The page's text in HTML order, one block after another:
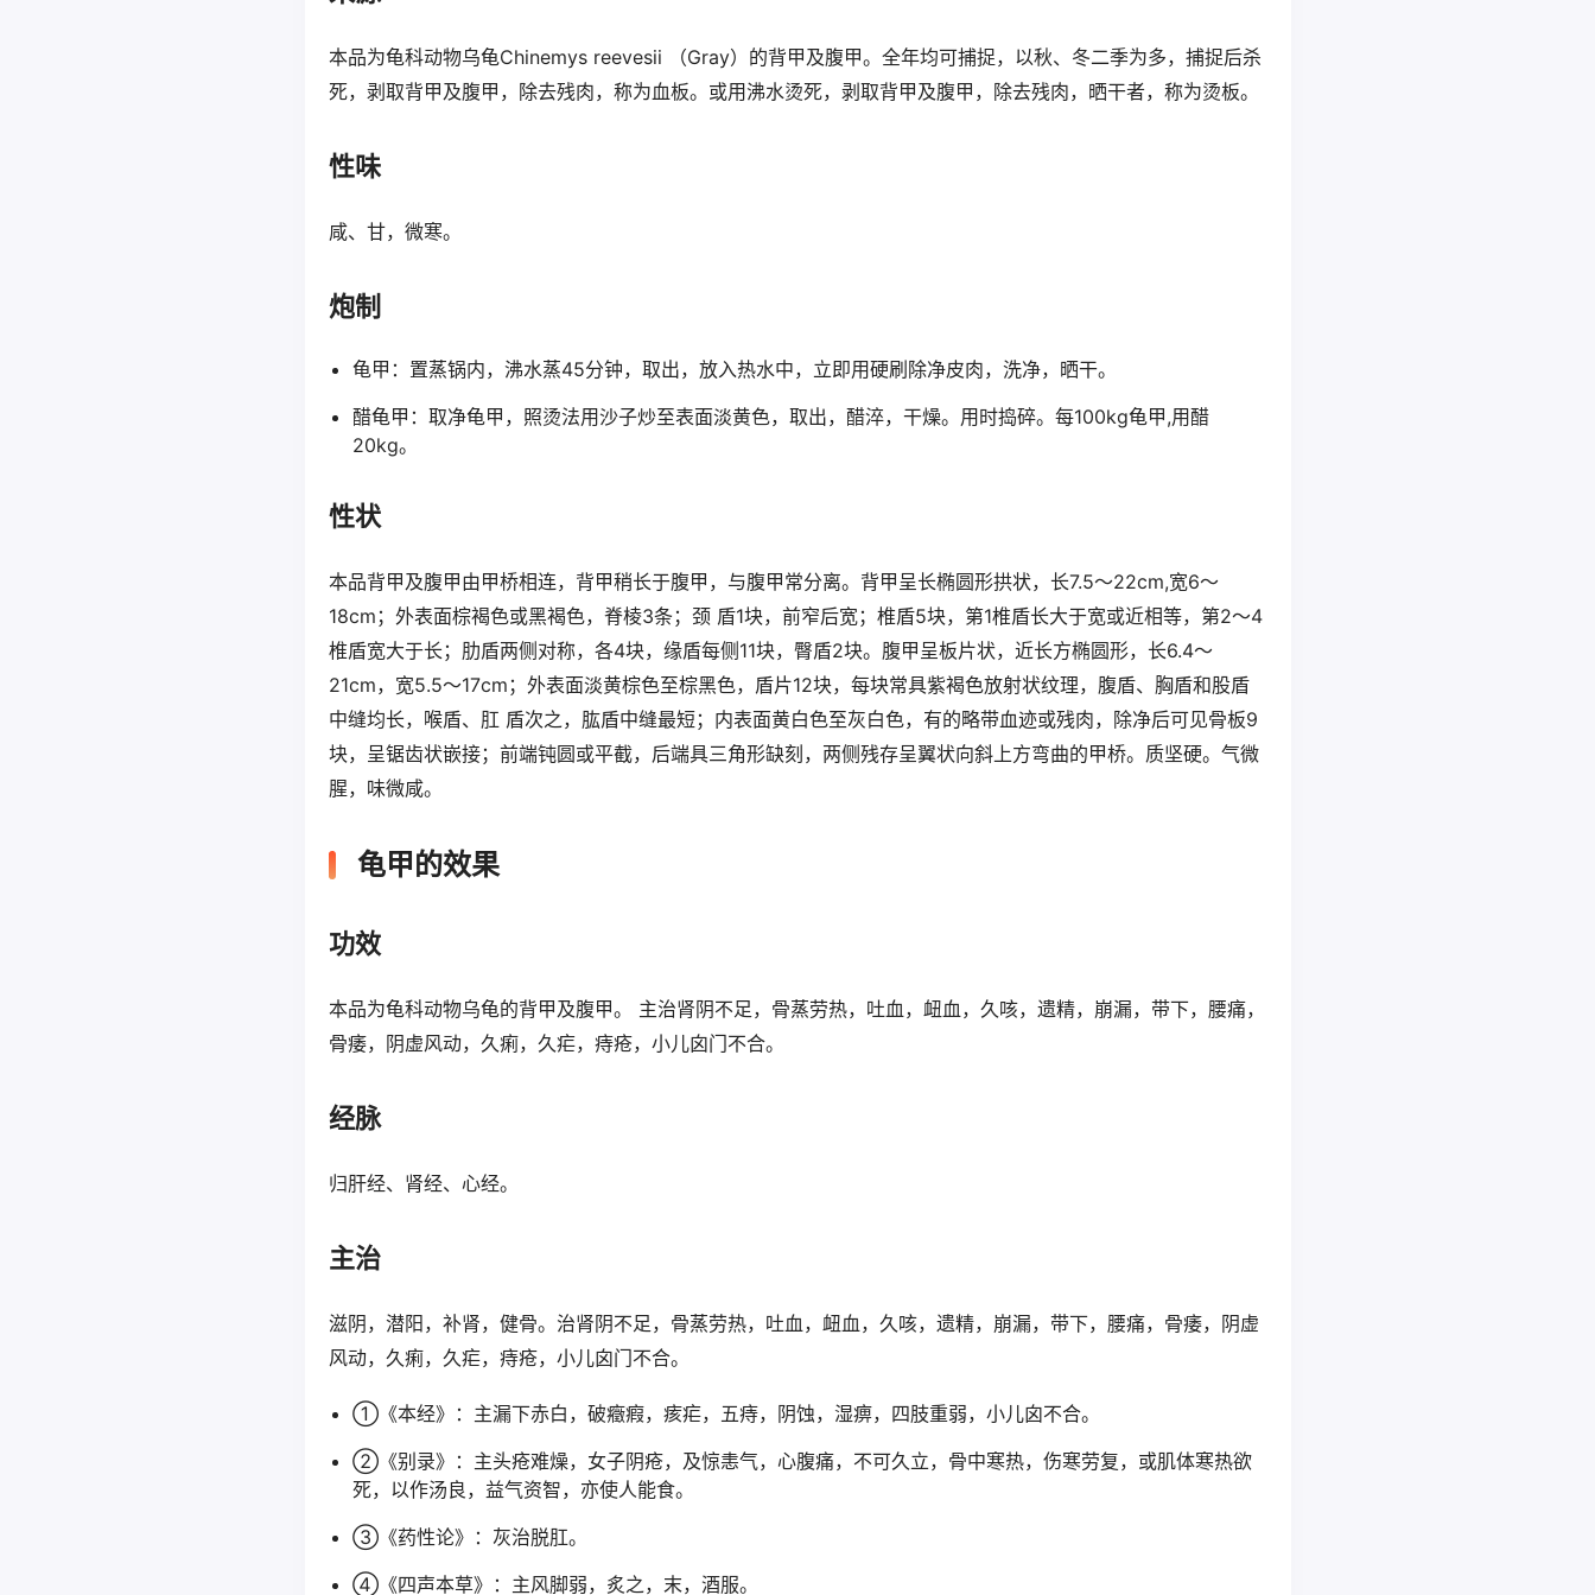
本品为龟科动物乌龟Chinemys reevesii （Gray）的背甲及腹甲。全年均可捕捉，以秋、冬二季为多，捕捉后杀
死，剥取背甲及腹甲，除去残肉，称为血板。或用沸水烫死，剥取背甲及腹甲，除去残肉，晒干者，称为烫板。
性味
咸、甘，微寒。
炮制
龟甲：置蒸锅内，沸水蒸45分钟，取出，放入热水中，立即用硬刷除净皮肉，洗净，晒干。
醋龟甲：取净龟甲，照烫法用沙子炒至表面淡黄色，取出，醋淬，干燥。用时捣碎。每100kg龟甲,用醋
20kg。
性状
本品背甲及腹甲由甲桥相连，背甲稍长于腹甲，与腹甲常分离。背甲呈长椭圆形拱状，长7.5～22cm,宽6～
18cm；外表面棕褐色或黑褐色，脊棱3条；颈 盾1块，前窄后宽；椎盾5块，第1椎盾长大于宽或近相等，第2～4
椎盾宽大于长；肋盾两侧对称，各4块，缘盾每侧11块，臀盾2块。腹甲呈板片状，近长方椭圆形，长6.4～
21cm，宽5.5～17cm；外表面淡黄棕色至棕黑色，盾片12块，每块常具紫褐色放射状纹理，腹盾、胸盾和股盾
中缝均长，喉盾、肛 盾次之，肱盾中缝最短；内表面黄白色至灰白色，有的略带血迹或残肉，除净后可见骨板9
块，呈锯齿状嵌接；前端钝圆或平截，后端具三角形缺刻，两侧残存呈翼状向斜上方弯曲的甲桥。质坚硬。气微
腥，味微咸。
龟甲的效果
功效
本品为龟科动物乌龟的背甲及腹甲。 主治肾阴不足，骨蒸劳热，吐血，衄血，久咳，遗精，崩漏，带下，腰痛，
骨痿，阴虚风动，久痢，久疟，痔疮，小儿囟门不合。
经脉
归肝经、肾经、心经。
主治
滋阴，潜阳，补肾，健骨。治肾阴不足，骨蒸劳热，吐血，衄血，久咳，遗精，崩漏，带下，腰痛，骨痿，阴虚
风动，久痢，久疟，痔疮，小儿囟门不合。
①《本经》：主漏下赤白，破癥瘕，痎疟，五痔，阴蚀，湿痹，四肢重弱，小儿囟不合。
②《别录》：主头疮难燥，女子阴疮，及惊恚气，心腹痛，不可久立，骨中寒热，伤寒劳复，或肌体寒热欲
死，以作汤良，益气资智，亦使人能食。
③《药性论》：灰治脱肛。
④《四声本草》：主风脚弱，炙之，末，酒服。